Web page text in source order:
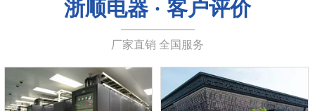
浙顺电器 · 客户评价
厂家直销 全国服务